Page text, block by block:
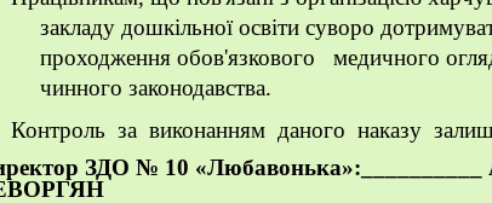
закладу дошкільної освіти суворо
проходження обов'язкового медичного
чинного законодавства.
Контроль за виконанням даного наказу
ЗДО № 10 «Любавонька»:__________